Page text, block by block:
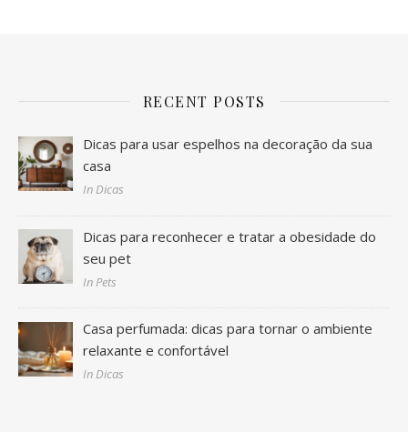
RECENT POSTS
Dicas para usar espelhos na decoração da sua
casa
In Dicas
Dicas para reconhecer e tratar a obesidade do
seu pet
In Pets
Casa perfumada: dicas para tornar o ambiente
relaxante e confortável
In Dicas